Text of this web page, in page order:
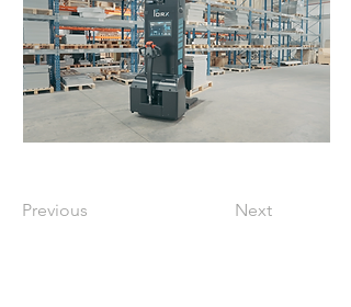
Previous Next